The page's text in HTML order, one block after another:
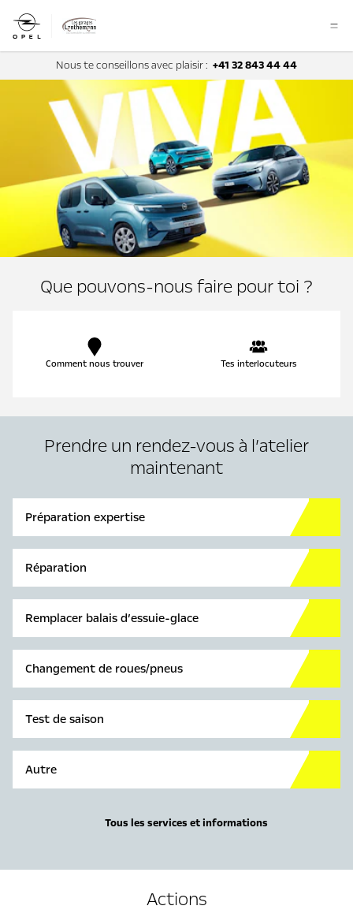
Nous te conseillons avec plaisir : +41 32 843 44 44
Que pouvons-nous faire pour toi ?
Comment nous trouver Tes interlocuteurs
Prendre un rendez-vous à l’atelier
maintenant
Préparation expertise
Réparation
Remplacer balais d’essuie-glace
Changement de roues/pneus
Test de saison
Autre
Tous les services et informations
Actions